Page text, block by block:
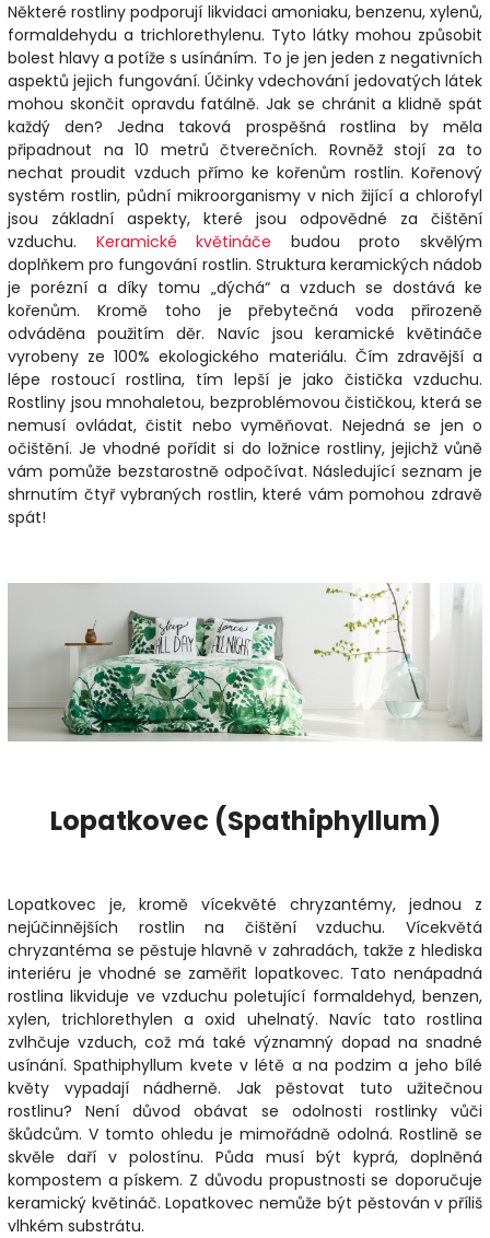
Některé rostliny podporují likvidaci amoniaku, benzenu, xylenů,
formaldehydu a trichlorethylenu. Tyto látky mohou způsobit
bolest hlavy a potíže s usínáním. To je jen jeden z negativních
aspektů jejich fungování. Účinky vdechování jedovatých látek
mohou skončit opravdu fatálně. Jak se chránit a klidně spát
každý den? Jedna taková prospěšná rostlina by měla
připadnout na 10 metrů čtverečních. Rovněž stojí za to
nechat proudit vzduch přímo ke kořenům rostlin. Kořenový
systém rostlin, půdní mikroorganismy v nich žijící a chlorofyl
jsou základní aspekty, které jsou odpovědné za čištění
vzduchu. Keramické květináče
budou proto skvělým
doplňkem pro fungování rostlin. Struktura keramických nádob
je porézní a díky tomu „dýchá“ a vzduch se dostává ke
kořenům. Kromě toho je přebytečná voda přirozeně
odváděna použitím děr. Navíc jsou keramické květináče
vyrobeny ze 100% ekologického materiálu. Čím zdravější a
lépe rostoucí rostlina, tím lepší je jako čistička vzduchu.
Rostliny jsou mnohaletou, bezproblémovou čističkou, která se
nemusí ovládat, čistit nebo vyměňovat. Nejedná se jen o
očištění. Je vhodné pořídit si do ložnice rostliny, jejichž vůně
vám pomůže bezstarostně odpočívat. Následující seznam je
shrnutím čtyř vybraných rostlin, které vám pomohou zdravě
spát!
Lopatkovec (Spathiphyllum)
Lopatkovec je, kromě vícekvěté chryzantémy, jednou z
nejúčinnějších rostlin na čištění vzduchu. Vícekvětá
chryzantéma se pěstuje hlavně v zahradách, takže z hlediska
interiéru je vhodné se zaměřit lopatkovec. Tato nenápadná
rostlina likviduje ve vzduchu poletující formaldehyd, benzen,
xylen, trichlorethylen a oxid uhelnatý. Navíc tato rostlina
zvlhčuje vzduch, což má také významný dopad na snadné
usínání. Spathiphyllum kvete v létě a na podzim a jeho bílé
květy vypadají nádherně. Jak pěstovat tuto užitečnou
rostlinu? Není důvod obávat se odolnosti rostlinky vůči
škůdcům. V tomto ohledu je mimořádně odolná. Rostlině se
skvěle daří v polostínu. Půda musí být kyprá, doplněná
kompostem a pískem. Z důvodu propustnosti se doporučuje
keramický květináč. Lopatkovec nemůže být pěstován v příliš
vlhkém substrátu.